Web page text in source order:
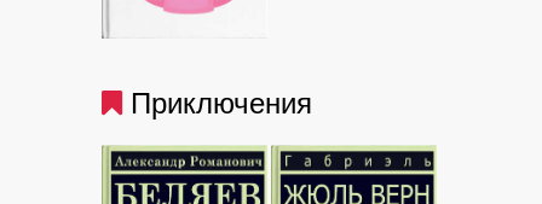
Приключения